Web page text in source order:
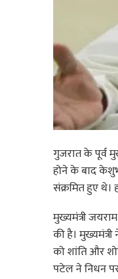
गुजरात के पूर्व
होने के बाद
संक्रमित हुए थे।
मुख्यमंत्री
की है।
को शांति और
पटेल ने निधन